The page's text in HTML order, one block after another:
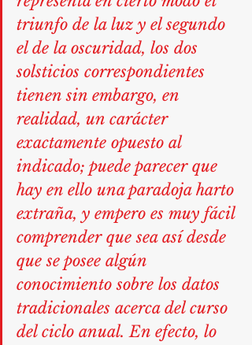
triunfo de la luz y el segundo
el de la oscuridad, los dos
solsticios correspondientes
tienen sin embargo, en
realidad, un carácter
exactamente opuesto al
indicado; puede parecer que
hay en ello una paradoja harto
extraña, y empero es muy fácil
comprender que sea así desde
que se posee algún
conocimiento sobre los datos
tradicionales acerca del curso
del ciclo anual. En efecto, lo